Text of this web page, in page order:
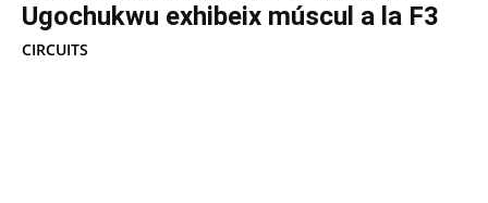
Ugochukwu exhibeix múscul a la F3
CIRCUITS